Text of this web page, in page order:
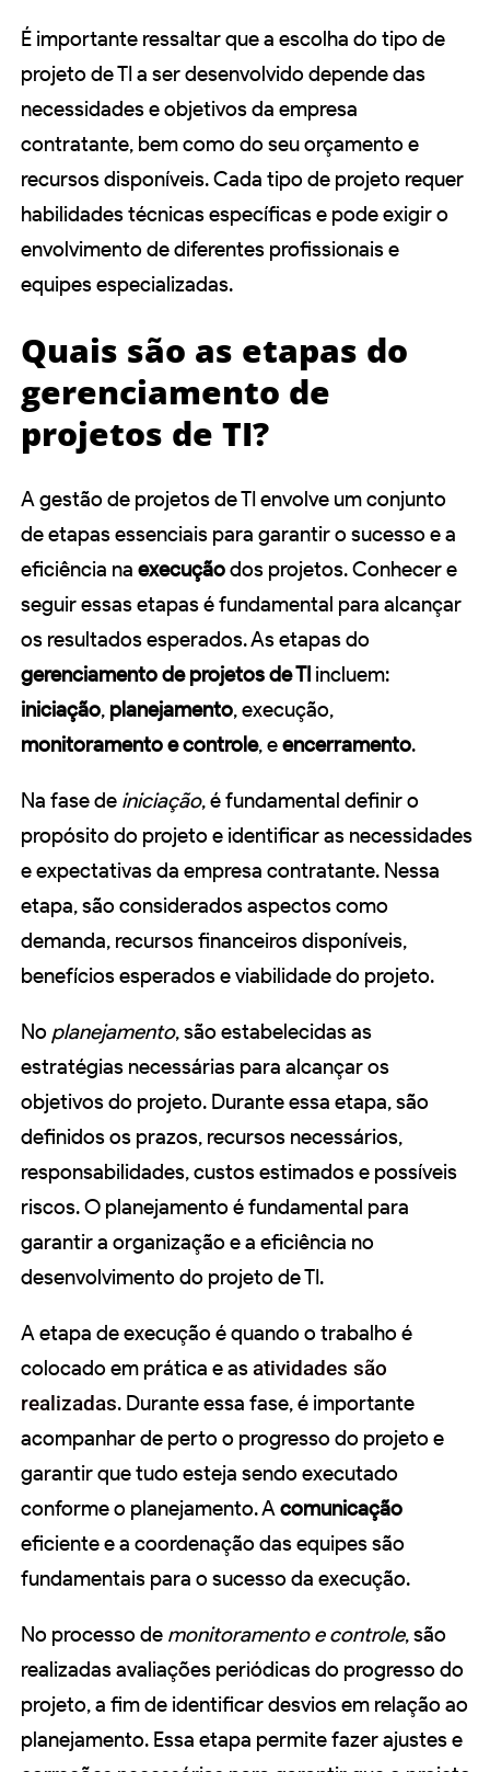
É importante ressaltar que a escolha do tipo de
projeto de TI a ser desenvolvido depende das
necessidades e objetivos da empresa
contratante, bem como do seu orçamento e
recursos disponíveis. Cada tipo de projeto requer
habilidades técnicas específicas e pode exigir o
envolvimento de diferentes profissionais e
equipes especializadas.
Quais são as etapas do
gerenciamento de
projetos de TI?
A gestão de projetos de TI envolve um conjunto
de etapas essenciais para garantir o sucesso e a
eficiência na execuçãodos projetos. Conhecer e
seguir essas etapas é fundamental para alcançar
os resultados esperados. As etapas do
gerenciamento de projetos de TI incluem:
iniciação, planejamento, execução,
monitoramento e controle, eencerramento.
Na fase de iniciação, é fundamental definir o
propósito do projeto e identificar as necessidades
e expectativas da empresa contratante. Nessa
etapa, são considerados aspectos como
demanda, recursos financeiros disponíveis,
benefícios esperados e viabilidade do projeto.
No planejamento, são estabelecidas as
estratégias necessárias para alcançar os
objetivos do projeto. Durante essa etapa, são
definidos os prazos, recursos necessários,
responsabilidades, custos estimados e possíveis
riscos. O planejamento é fundamental para
garantir a organização e a eficiência no
desenvolvimento do projeto de TI.
A etapa de execução é quando o trabalho é
colocado em prática e asatividades são
realizadas. Durante essa fase, é importante
acompanhar de perto o progresso do projeto e
garantir que tudo esteja sendo executado
conforme o planejamento. Acomunicação
eficiente e a coordenação das equipes são
fundamentais para o sucesso da execução.
No processo de monitoramento e controle, são
realizadas avaliações periódicas do progresso do
projeto, a fim de identificar desvios em relação ao
planejamento. Essa etapa permite fazer ajustes e